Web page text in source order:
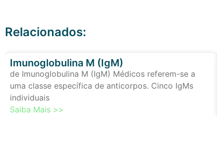
Relacionados:
Imunoglobulina M (IgM)
de Imunoglobulina M (IgM) Médicos referem-se a
uma classe específica de anticorpos. Cinco IgMs
individuais
Saiba Mais >>